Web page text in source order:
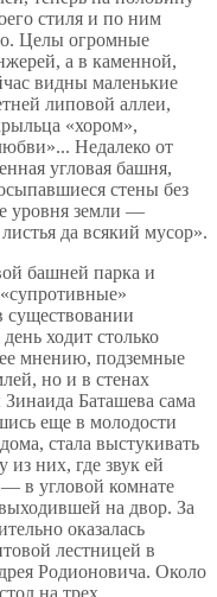
стиля и по ним
Целы огромные
а в каменной,
видны маленькие
липовой аллеи,
«хором»,
Недалеко от
угловая башня,
стены без
уровня земли —
да всякий мусор».
башней парка и
существовании
ходит столько
мнению, подземные
но и в стенах
Баташева сама
еще в молодости
стала выстукивать
из них, где звук ей
в угловой комнате
на двор. За
оказалась
лестницей в
Родионовича. Около
на трех